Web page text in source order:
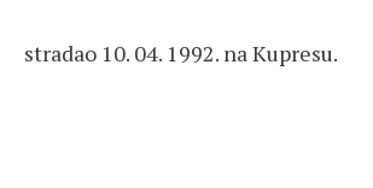
stradao 10. 04. 1992. na Kupresu.